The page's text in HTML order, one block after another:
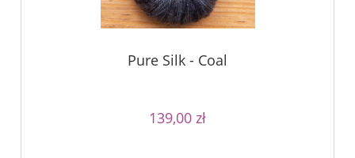
Pure Silk - Coal
139,00 zł